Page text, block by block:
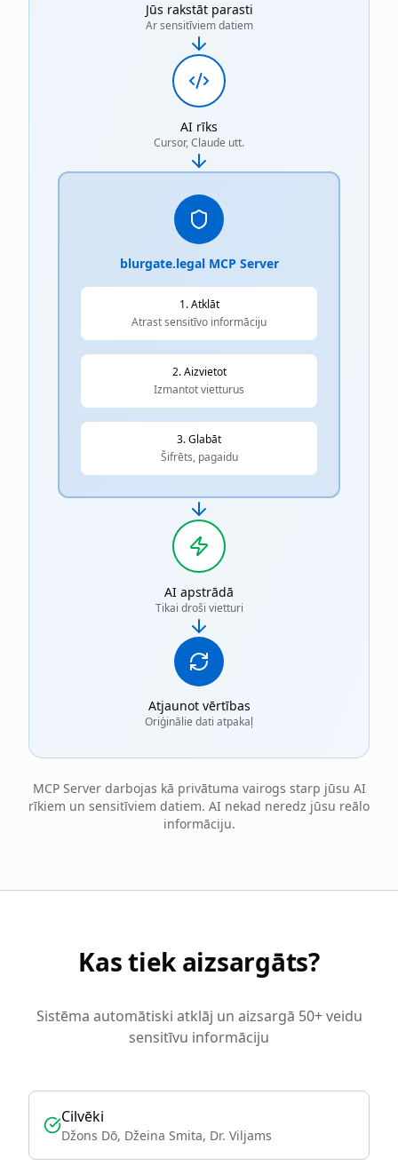
Jūs rakstāt parasti
Ar sensitīviem datiem
AI rīks
Cursor, Claude utt.
blurgate.legal MCP Server
1. Atklāt
Atrast sensitīvo informāciju
2. Aizvietot
Izmantot vietturus
3. Glabāt
Šifrēts, pagaidu
AI apstrādā
Tikai droši vietturi
Atjaunot vērtības
Oriģinālie dati atpakaļ
MCP Server darbojas kā privātuma vairogs starp jūsu AI
rīkiem un sensitīviem datiem. AI nekad neredz jūsu reālo
informāciju.
Kas tiek aizsargāts?
Sistēma automātiski atklāj un aizsargā 50+ veidu
sensitīvu informāciju
Cilvēki
Džons Dō, Džeina Smita, Dr. Viljams